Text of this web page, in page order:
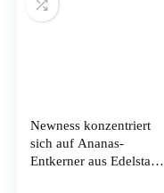
Newness konzentriert
sich auf Ananas-
Entkerner aus Edelstahl,